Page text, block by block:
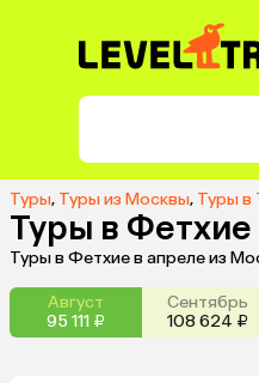
Туры, Туры из Москвы, Туры в
Туры в
Туры в Фетхие в апреле из
Август
95 111 ₽
Сентябрь
108 624 ₽